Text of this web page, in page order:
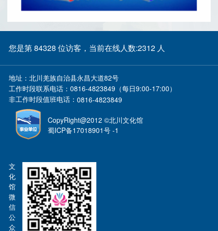
您是第 84328 位访客，当前在线人数:2312 人
地址： 北川羌族自治县永昌大道82号
工作时段联系电话： 0816-4823849（每日9:00-17:00）
非工作时段值班电话： 0816-4823849
CopyRight@2012 ©北川文化馆
蜀ICP备17018901号 -1
文
化
馆
微
信
公
众